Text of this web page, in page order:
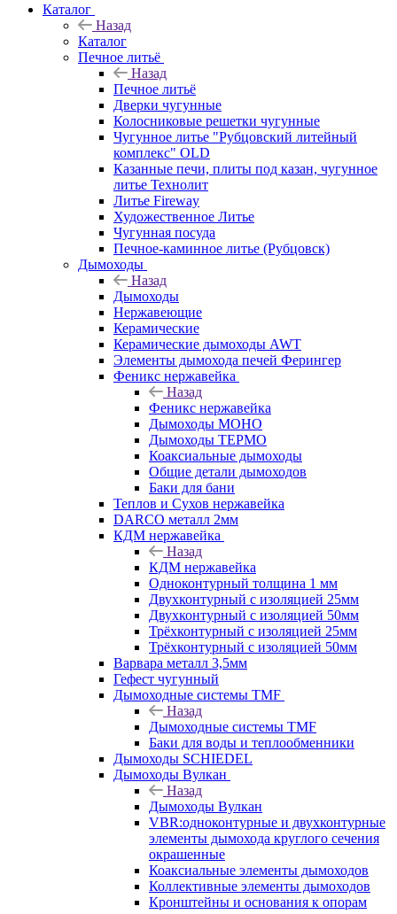
Каталог
Назад
Каталог
Печное литьё
Назад
Печное литьё
Дверки чугунные
Колосниковые решетки чугунные
Чугунное литье "Рубцовский литейный
комплекс" OLD
Казанные печи, плиты под казан, чугунное
литье Технолит
Литье Fireway
Художественное Литье
Чугунная посуда
Печное-каминное литье (Рубцовск)
Дымоходы
Назад
Дымоходы
Нержавеющие
Керамические
Керамические дымоходы AWT
Элементы дымохода печей Ферингер
Феникс нержавейка
Назад
Феникс нержавейка
Дымоходы МОНО
Дымоходы ТЕРМО
Коаксиальные дымоходы
Общие детали дымоходов
Баки для бани
Теплов и Сухов нержавейка
DARCO металл 2мм
КДМ нержавейка
Назад
КДМ нержавейка
Одноконтурный толщина 1 мм
Двухконтурный с изоляцией 25мм
Двухконтурный с изоляцией 50мм
Трёхконтурный с изоляцией 25мм
Трёхконтурный с изоляцией 50мм
Варвара металл 3,5мм
Гефест чугунный
Дымоходные системы TMF
Назад
Дымоходные системы TMF
Баки для воды и теплообменники
Дымоходы SCHIEDEL
Дымоходы Вулкан
Назад
Дымоходы Вулкан
VBR:одноконтурные и двухконтурные
элементы дымохода круглого сечения
окрашенные
Коаксиальные элементы дымоходов
Коллективные элементы дымоходов
Кронштейны и основания к опорам